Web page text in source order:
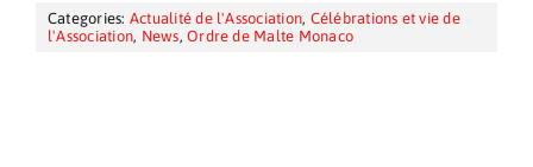
Categories: Actualité de l'Association, Célébrations et vie de
l'Association, News,Ordre de Malte Monaco